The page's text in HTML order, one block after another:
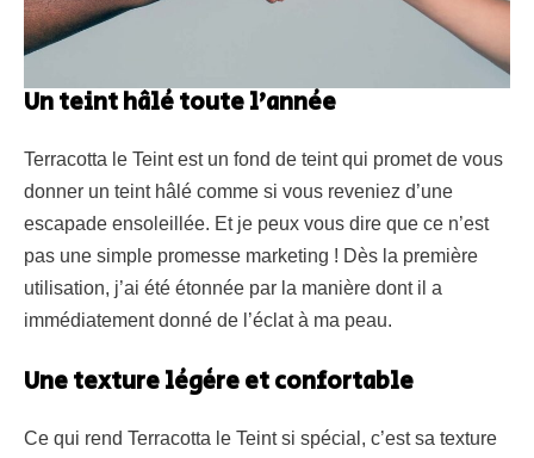
Un teint hâlé toute l’année
Terracotta le Teint est un fond de teint qui promet de vous
donner un teint hâlé comme si vous reveniez d’une
escapade ensoleillée. Et je peux vous dire que ce n’est
pas une simple promesse marketing ! Dès la première
utilisation, j’ai été étonnée par la manière dont il a
immédiatement donné de l’éclat à ma peau.
Une texture légère et confortable
Ce qui rend Terracotta le Teint si spécial, c’est sa texture